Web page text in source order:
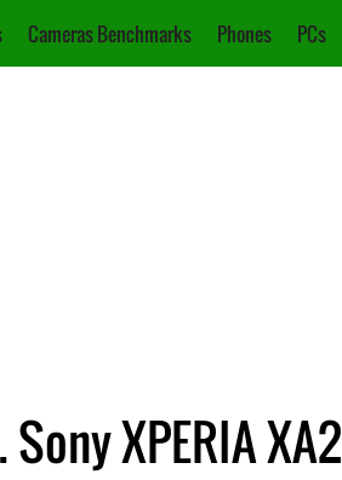
Cameras Benchmarks Phones PCs
XPERIA XA2